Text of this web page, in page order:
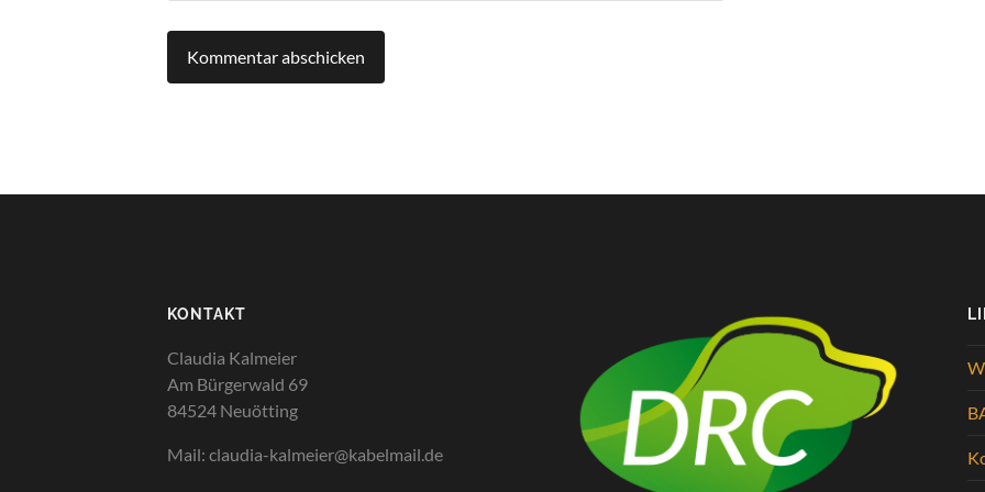
KONTAKT
Claudia Kalmeier
Am Bürgerwald 69
84524 Neuötting
Mail: claudia-kalmeier@kabelmail.de